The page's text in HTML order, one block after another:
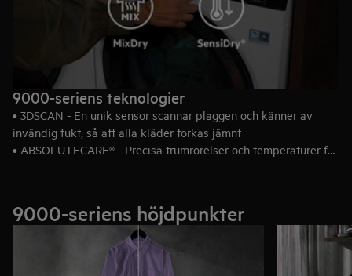
9000-seriens teknologier
• 3DSCAN - En unik sensor scannar plaggen och känner av
invändig fukt, så att alla kläder torkas jämnt
• ABSOLUTECARE® - Precisa trumrörelser och temperaturer för
• SENSIDRY® - Varsam torkning i lägre temperaturer på samma
9000-seriens höjdpunkter